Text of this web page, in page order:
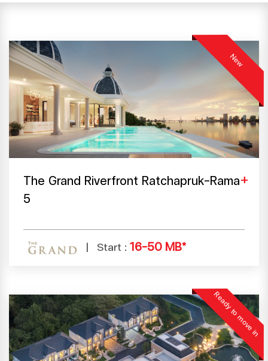
New
The Grand Riverfront Ratchapruk-Rama
5
Start : 16-50 MB*
Ready to move in